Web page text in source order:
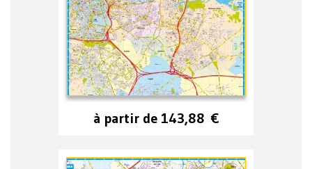
à partir de 143,88 €